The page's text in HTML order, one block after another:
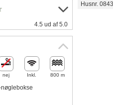
Husnr.
4.5 ud af 5.0
nej Inkl. 800 m